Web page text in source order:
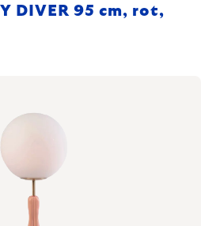
DIVER 95 cm, rot,